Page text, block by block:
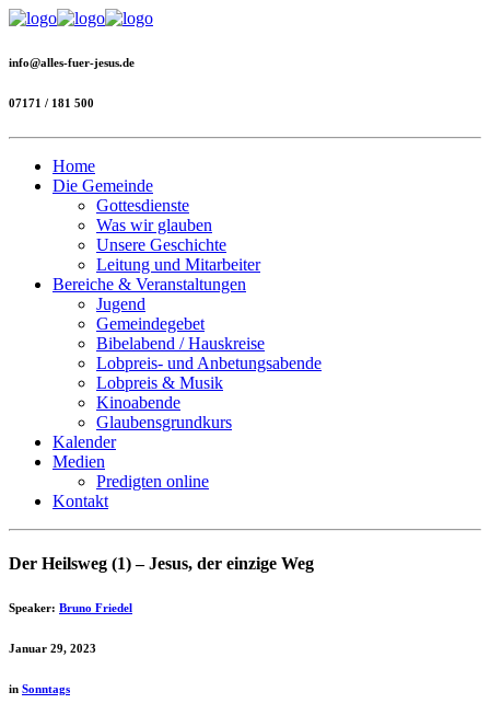
info@alles-fuer-jesus.de
07171 / 181 500
Home
Die Gemeinde
Gottesdienste
Was wir glauben
Unsere Geschichte
Leitung und Mitarbeiter
Bereiche & Veranstaltungen
Jugend
Gemeindegebet
Bibelabend / Hauskreise
Lobpreis- und Anbetungsabende
Lobpreis & Musik
Kinoabende
Glaubensgrundkurs
Kalender
Medien
Predigten online
Kontakt
Der Heilsweg (1) – Jesus, der einzige Weg
Speaker: Bruno Friedel
Januar 29, 2023
in Sonntags